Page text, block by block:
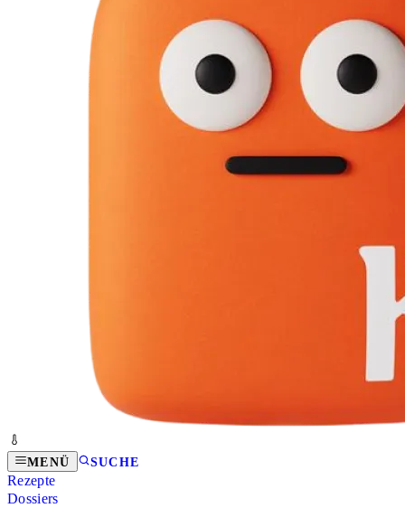
MENÜ SUCHE
Rezepte
Dossiers